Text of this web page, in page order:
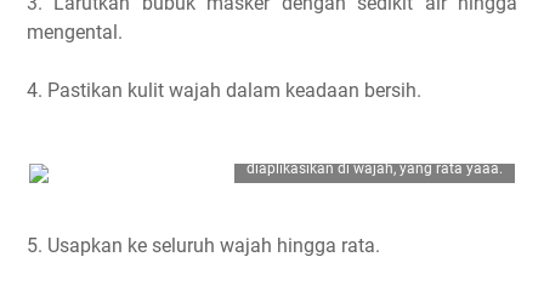
mengental.
4. Pastikan kulit wajah dalam keadaan bersih.
diaplikasikan di wajah, yang rata yaaa.
5. Usapkan ke seluruh wajah hingga rata.